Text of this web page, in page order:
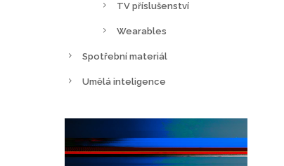
TV příslušenství
Wearables
Spotřební materiál
Umělá inteligence